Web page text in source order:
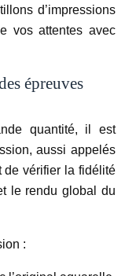
d’impressions
vos attentes avec
épreuves
quantité, il est
aussi appelés
de vérifier la fidélité
le rendu global du
: